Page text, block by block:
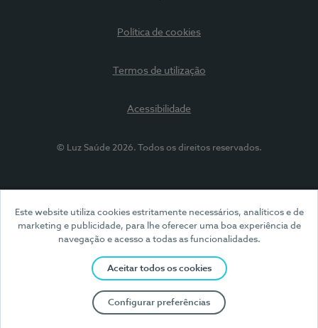
Este website utiliza cookies estritamente necessários, analíticos e de
marketing e publicidade, para lhe oferecer uma boa experiência de
navegação e acesso a todas as funcionalidades.
Aceitar todos os cookies
Configurar preferências
Política de cookies
Termos de utilização
Acessibilidade
© Luz Saúde 2026. Todos os direitos reservados.